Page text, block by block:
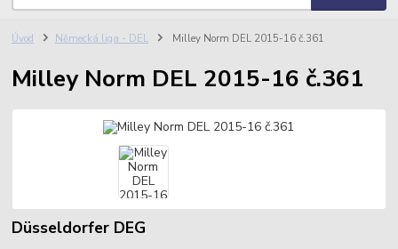
Úvod Německá liga - DEL Milley Norm DEL 2015-16 č.361
Milley Norm DEL 2015-16 č.361
Düsseldorfer DEG